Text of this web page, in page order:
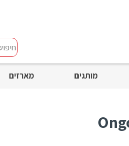
מותגים מארזים
חיפוש
באתר